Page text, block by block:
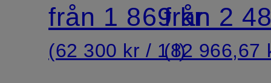
från 1 869 kr
(62 300 kr / 1 l)
från 2
(82 966,67